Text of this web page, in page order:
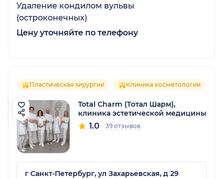
Удаление кондилом вульвы
(остроконечных)
Цену уточняйте по телефону
Пластическая хирургия Клиника косметологии
Total Charm (Тотал Шарм),
клиника эстетической медицины
1.0 39 отзывов
г Санкт-Петербург, ул Захарьевская, д 29